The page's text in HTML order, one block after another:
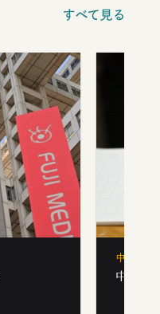
すべて見る
中学受験
中学受